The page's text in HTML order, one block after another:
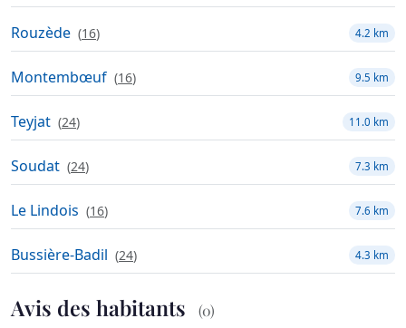
Rouzède (16) 4.2 km
Montembœuf (16) 9.5 km
Teyjat (24) 11.0 km
Soudat (24) 7.3 km
Le Lindois (16) 7.6 km
Bussière-Badil (24) 4.3 km
Avis des habitants (0)